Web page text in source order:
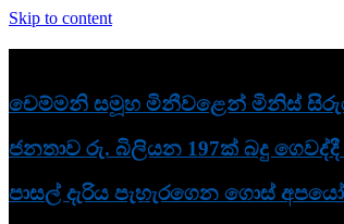
Skip to content
චෙම්මනි සමූහ මිනීවළෙන් මිනිස්
ජනතාව රු. බිලියන 197ක් බදු
පාසල් දැරිය පැහැරගෙන ගොස්